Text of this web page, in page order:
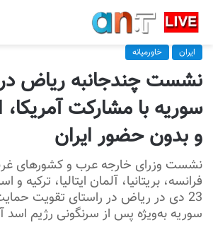
ایران خاورمیانه
نشست چندجانبه ریاض
سوریه با مشارکت آمریکا،
و بدون حضور ایران
نشست وزرای خارجه عرب و کشورهای
فرانسه، بریتانیا، آلمان ایتالیا، ترکیه و
23 دی در ریاض در راستای تقویت
سوریه به‌ویژه پس از سرنگونی رژیم اسد